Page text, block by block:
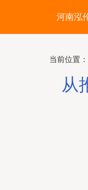
河南泓
当前位置：
从